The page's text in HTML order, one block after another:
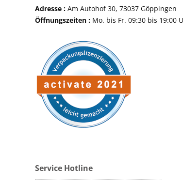
Adresse : Am Autohof 30, 73037
Öffnungszeiten : Mo. bis Fr. 09:30 bis 19:00
Service Hotline